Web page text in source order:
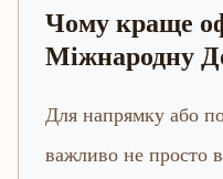
Чому краще
Міжнародну
Для напрямку або
важливо не просто